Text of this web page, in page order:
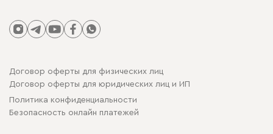
Договор оферты для физических лиц
Договор оферты для юридических лиц и ИП
Политика конфиденциальности
Безопасность онлайн платежей